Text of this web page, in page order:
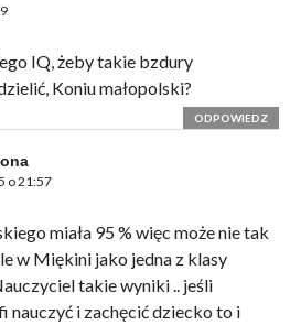
IQ, żeby takie bzdury
Koniu małopolski?
ODPOWIEDZ
o 21:57
miała 95 % więc może nie tak
w Miękini jako jedna z klasy
takie wyniki .. jeśli
nauczyć i zachęcić dziecko to i